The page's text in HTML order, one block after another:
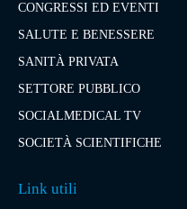
CONGRESSI ED EVENTI
SALUTE E BENESSERE
SANITÀ PRIVATA
SETTORE PUBBLICO
SOCIALMEDICAL TV
SOCIETÀ SCIENTIFICHE
Link utili